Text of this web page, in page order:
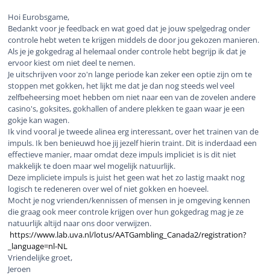
Hoi Eurobsgame,
Bedankt voor je feedback en wat goed dat je jouw spelgedrag onder
controle hebt weten te krijgen middels de door jou gekozen manieren.
Als je je gokgedrag al helemaal onder controle hebt begrijp ik dat je
ervoor kiest om niet deel te nemen.
Je uitschrijven voor zo'n lange periode kan zeker een optie zijn om te
stoppen met gokken, het lijkt me dat je dan nog steeds wel veel
zelfbeheersing moet hebben om niet naar een van de zovelen andere
casino's, goksites, gokhallen of andere plekken te gaan waar je een
gokje kan wagen.
Ik vind vooral je tweede alinea erg interessant, over het trainen van de
impuls. Ik ben benieuwd hoe jij jezelf hierin traint. Dit is inderdaad een
effectieve manier, maar omdat deze impuls impliciet is is dit niet
makkelijk te doen maar wel mogelijk natuurlijk.
Deze impliciete impuls is juist het geen wat het zo lastig maakt nog
logisch te redeneren over wel of niet gokken en hoeveel.
Mocht je nog vrienden/kennissen of mensen in je omgeving kennen
die graag ook meer controle krijgen over hun gokgedrag mag je ze
natuurlijk altijd naar ons door verwijzen.
https://www.lab.uva.nl/lotus/AATGambling_Canada2/registration?
_language=nl-NL
Vriendelijke groet,
Jeroen